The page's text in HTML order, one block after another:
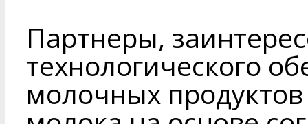
Партнеры,
технологического
молочных